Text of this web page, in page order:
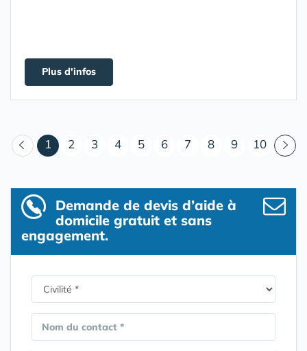
Plus d'infos
1 (courant)
2 3 4 5 6 7 8 9 10
Demande de devis d’aide à
domicile gratuit et sans
engagement.
Nom du contact *